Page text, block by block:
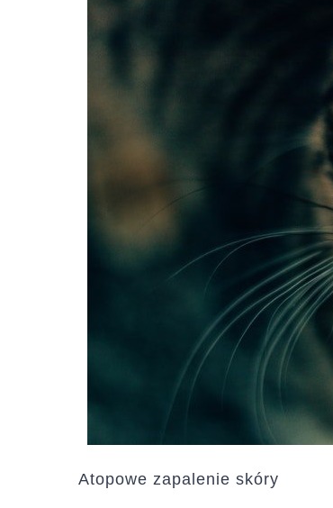
Atopowe zapalenie skóry